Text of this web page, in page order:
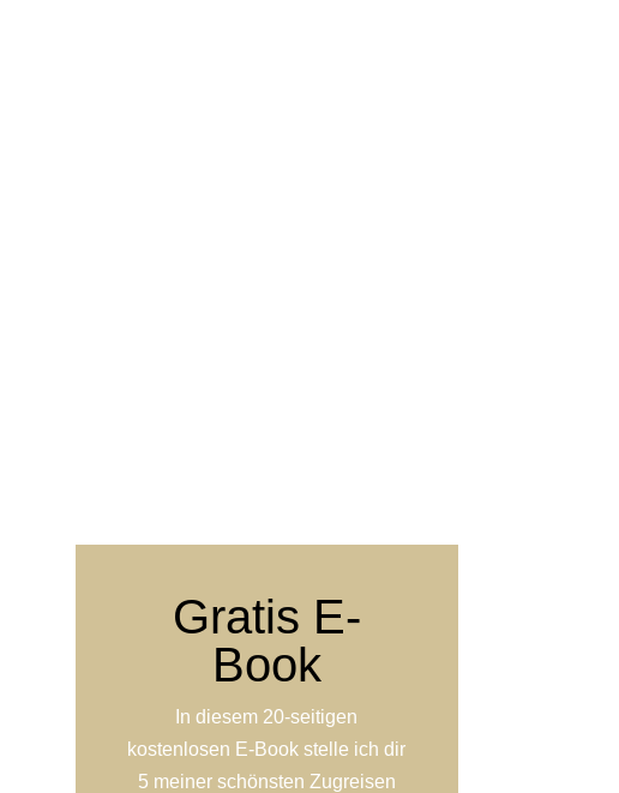
Gratis E-
Book
In diesem 20-seitigen
kostenlosen E-Book stelle ich dir
5 meiner schönsten Zugreisen